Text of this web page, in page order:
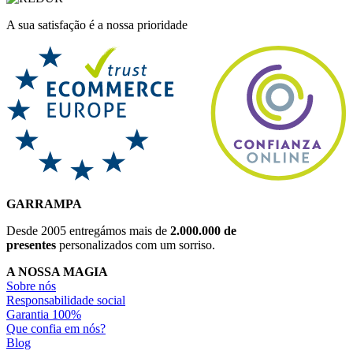
A sua satisfação é a nossa prioridade
GARRAMPA
Desde 2005 entregámos mais de 2.000.000 de
presentes personalizados com um sorriso.
A NOSSA MAGIA
Sobre nós
Responsabilidade social
Garantia 100%
Que confia em nós?
Blog